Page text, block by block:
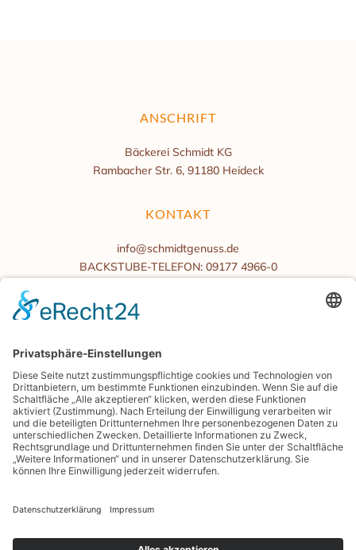
ANSCHRIFT
Bäckerei Schmidt KG
Rambacher Str. 6, 91180 Heideck
KONTAKT
info@schmidtgenuss.de
BACKSTUBE-TELEFON: 09177 4966-0
BÜROZEITEN
Samstag/Sonntag geschlossen
BLOG PRESSE
GENIESSERKARTE
ENERGIEMANAGEMENT
SHOP.SCHMIDTGENUSS.DE